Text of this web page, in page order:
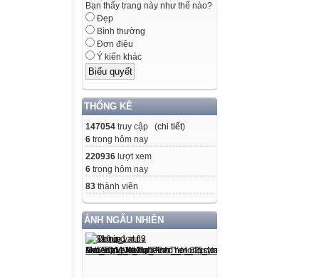
Bạn thấy trang này như thế nào?
Đẹp
Bình thường
Đơn điệu
Ý kiến khác
THỐNG KÊ
147054 truy cập (chi tiết)
6 trong hôm nay
220936 lượt xem
6 trong hôm nay
83 thành viên
ẢNH NGẪU NHIÊN